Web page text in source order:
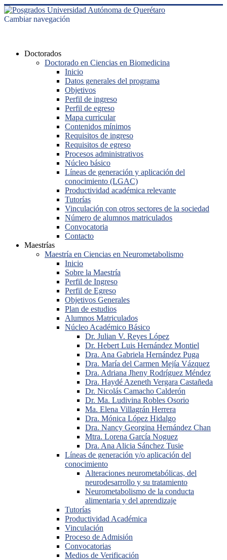
Cambiar navegación
Doctorados
Doctorado en Ciencias en Biomedicina
Inicio
Datos generales del programa
Objetivos
Perfil de ingreso
Perfil de egreso
Mapa curricular
Contenidos mínimos
Requisitos de ingreso
Requisitos de egreso
Procesos administrativos
Núcleo básico
Líneas de generación y aplicación del
conocimiento (LGAC)
Productividad académica relevante
Tutorías
Vinculación con otros sectores de la sociedad
Número de alumnos matriculados
Convocatoria
Contacto
Maestrías
Maestría en Ciencias en Neurometabolismo
Inicio
Sobre la Maestría
Perfil de Ingreso
Perfil de Egreso
Objetivos Generales
Plan de estudios
Alumnos Matriculados
Núcleo Académico Básico
Dr. Julian V. Reyes López
Dr. Hebert Luis Hernández Montiel
Dra. Ana Gabriela Hernández Puga
Dra. María del Carmen Mejía Vázquez
Dra. Adriana Jheny Rodríguez Méndez
Dra. Haydé Azeneth Vergara Castañeda
Dr. Nicolás Camacho Calderón
Dr. Ma. Ludivina Robles Osorio
Ma. Elena Villagrán Herrera
Dra. Mónica López Hidalgo
Dra. Nancy Georgina Hernández Chan
Mtra. Lorena García Noguez
Dra. Ana Alicia Sánchez Tusie
Líneas de generación y/o aplicación del
conocimiento
Alteraciones neurometabólicas, del
neurodesarrollo y su tratamiento
Neurometabolismo de la conducta
alimentaria y del aprendizaje
Tutorías
Productividad Académica
Vinculación
Proceso de Admisión
Convocatorias
Medios de Verificación